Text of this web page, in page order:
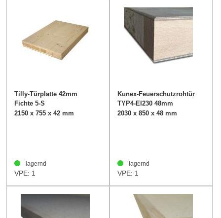
Tilly-Türplatte 42mm
Fichte 5-S
2150 x 755 x 42 mm
lagernd
VPE: 1
Kunex-Feuerschutzrohtür
TYP4-EI230 48mm
2030 x 850 x 48 mm
lagernd
VPE: 1